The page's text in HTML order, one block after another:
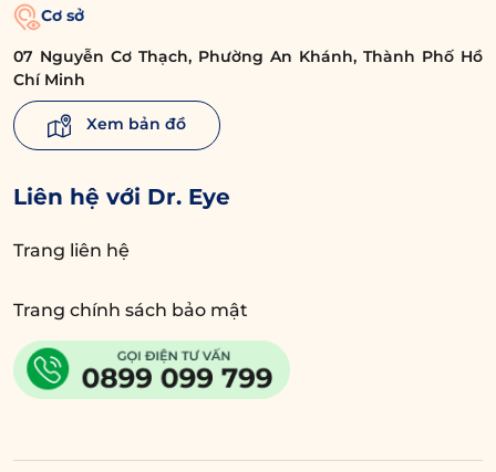
Cơ sở
07 Nguyễn Cơ Thạch, Phường An Khánh, Thành Phố Hồ
Chí Minh
Xem bản đồ
Liên hệ với Dr. Eye
Trang liên hệ
Trang chính sách bảo mật